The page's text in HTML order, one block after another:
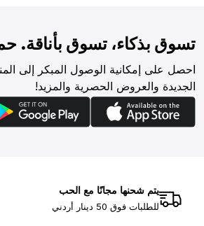
تسوق بذكاء، تسوق بأناقة.
احصل على إمكانية الوصول المبكر إلى
الجديدة والعروض الحصرية والمزيد!
يتم شحنها مجانًا مع الحب
للطلبات فوق 50 دينار أردني